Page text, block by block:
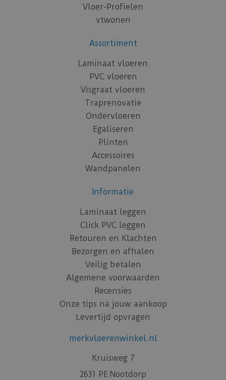
Vloer-Profielen
vtwonen
Assortiment
Laminaat vloeren
PVC vloeren
Visgraat vloeren
Traprenovatie
Ondervloeren
Egaliseren
Plinten
Accessoires
Wandpanelen
Informatie
Laminaat leggen
Click PVC leggen
Retouren en Klachten
Bezorgen en afhalen
Veilig betalen
Algemene voorwaarden
Recensies
Onze tips na jouw aankoop
Levertijd opvragen
merkvloerenwinkel.nl
Kruisweg 7
2631 PE Nootdorp